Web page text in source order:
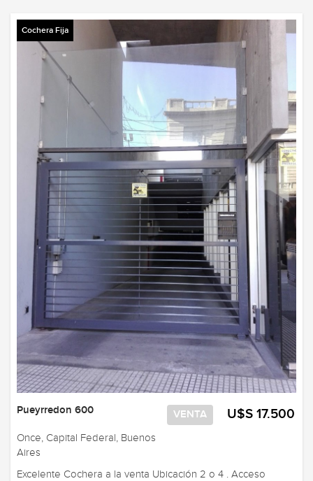
Cochera Fija
U$S 17.500
VENTA
Pueyrredon 600
Once, Capital Federal, Buenos
Aires
Excelente Cochera a la venta Ubicación 2 o 4 . Acceso